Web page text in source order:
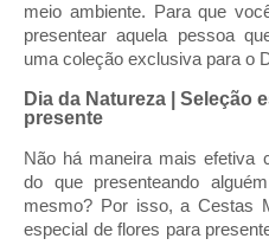
meio ambiente. Para que
presentear aquela pessoa
uma coleção exclusiva para o
Dia da Natureza | Seleção
presente
Não há maneira mais efetiva
do que presenteando
mesmo? Por isso, a Cestas
especial de flores para